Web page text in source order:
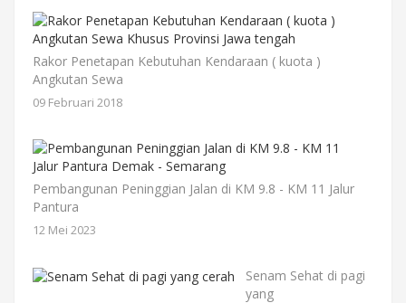
Rakor Penetapan Kebutuhan Kendaraan ( kuota )
Angkutan Sewa
09 Februari 2018
Pembangunan Peninggian Jalan di KM 9.8 - KM 11 Jalur
Pantura
12 Mei 2023
Senam Sehat di pagi
yang